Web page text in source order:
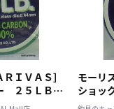
ＩＶＡＳ］
２５ＬＢ
カーボン］
モーリ
ショッ
（８号